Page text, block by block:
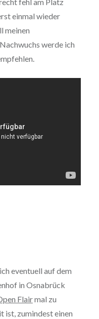
einmal wieder
meinen
werde ich
eventuell auf dem
in Osnabrück
Flairmal zu
ist, zumindest einen